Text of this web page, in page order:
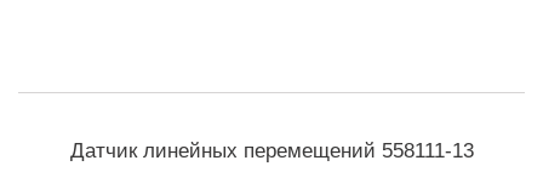
Датчик линейных перемещений 558111-13